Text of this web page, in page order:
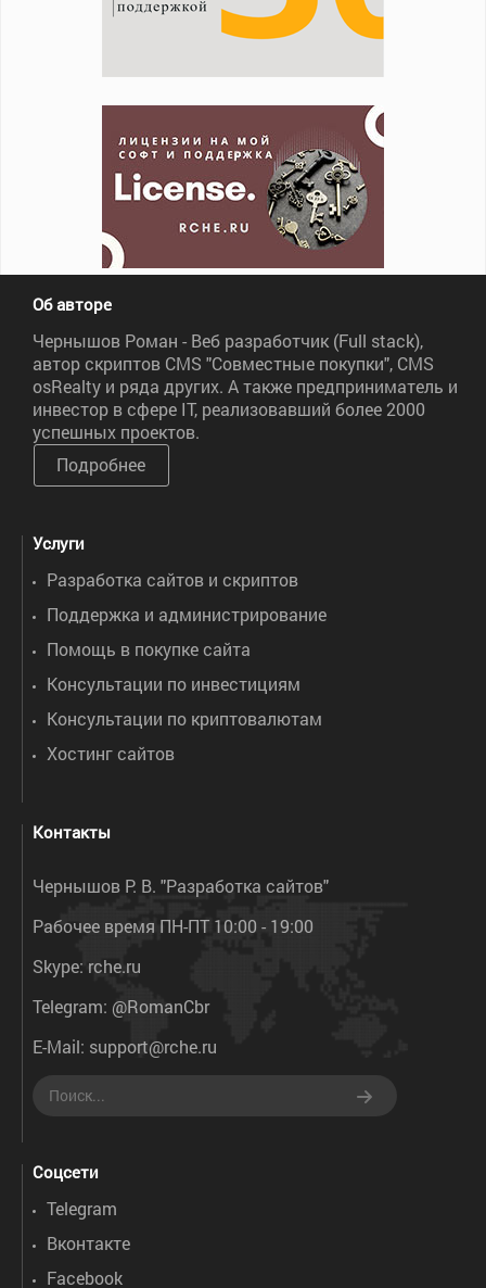
Об авторе
Чернышов Роман - Веб разработчик (Full stack),
автор скриптов CMS "Совместные покупки", CMS
osRealty и ряда других. А также предприниматель и
инвестор в сфере IT, реализовавший более 2000
успешных проектов.
Подробнее
Услуги
Разработка сайтов и скриптов
Поддержка и администрирование
Помощь в покупке сайта
Консультации по инвестициям
Консультации по криптовалютам
Хостинг сайтов
Контакты
Чернышов Р. В. "Разработка сайтов"
Рабочее время ПН-ПТ 10:00 - 19:00
Skype: rche.ru
Telegram: @RomanCbr
E-Mail: support@rche.ru
Соцсети
Telegram
Вконтакте
Facebook